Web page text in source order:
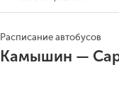
Расписание автобусов
Камышин —